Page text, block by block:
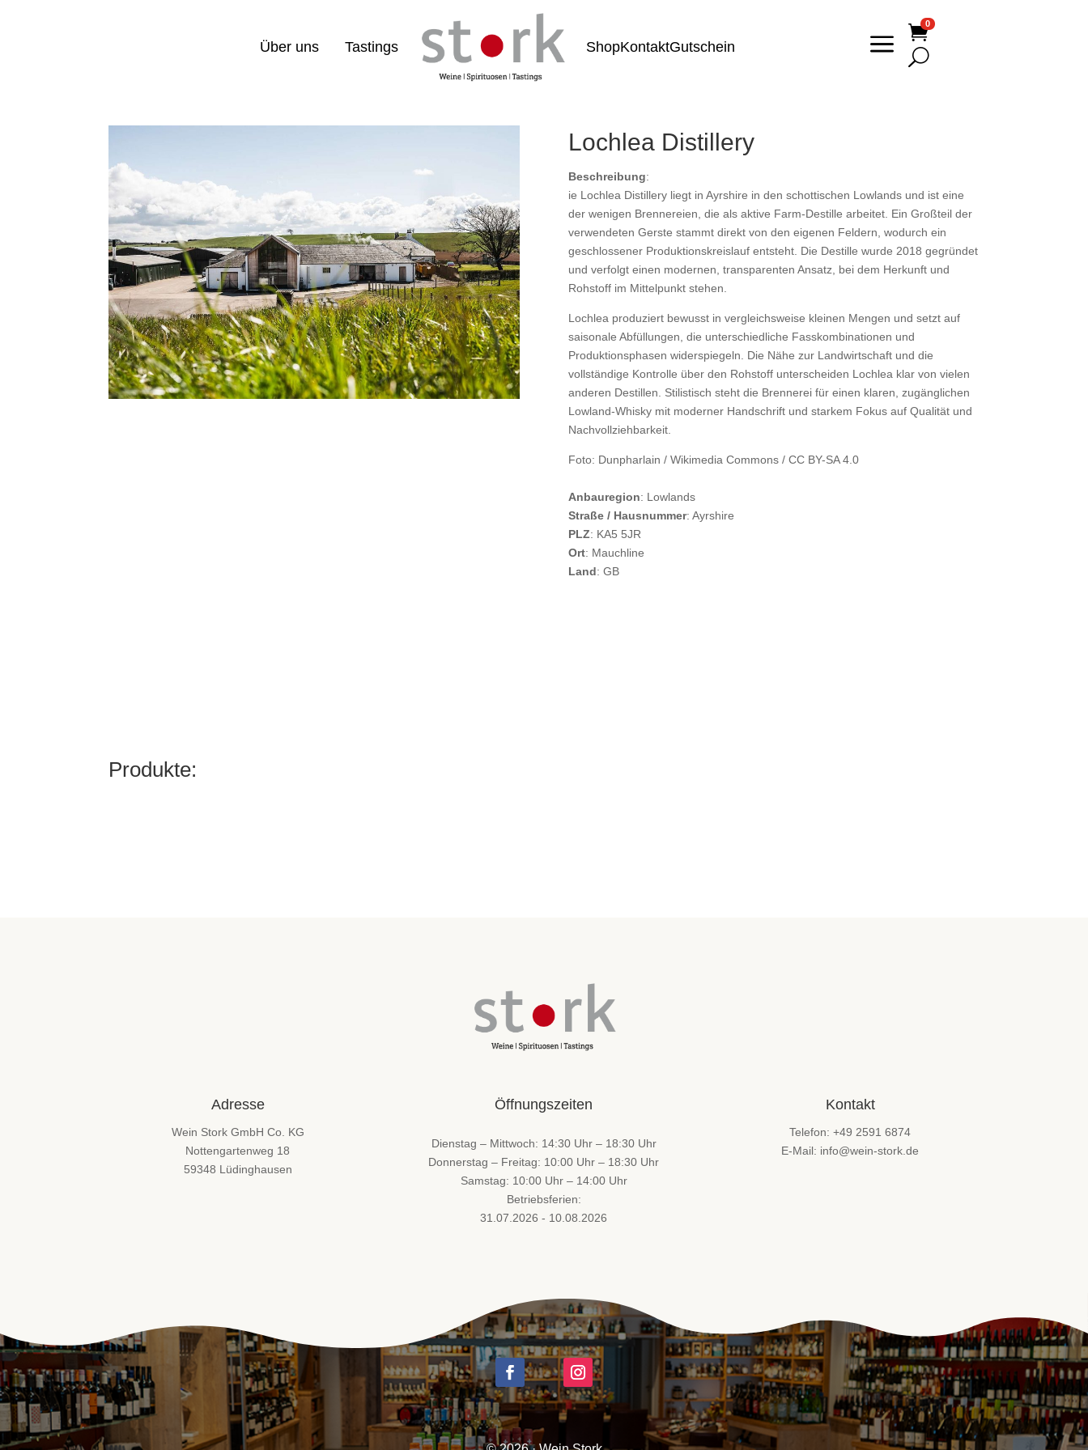
Über uns Tastings ShopKontaktGutschein a 0
U
Lochlea Distillery
Beschreibung:
ie Lochlea Distillery liegt in Ayrshire in den schottischen Lowlands und ist eine
der wenigen Brennereien, die als aktive Farm-Destille arbeitet. Ein Großteil der
verwendeten Gerste stammt direkt von den eigenen Feldern, wodurch ein
geschlossener Produktionskreislauf entsteht. Die Destille wurde 2018 gegründet
und verfolgt einen modernen, transparenten Ansatz, bei dem Herkunft und
Rohstoff im Mittelpunkt stehen.
Lochlea produziert bewusst in vergleichsweise kleinen Mengen und setzt auf
saisonale Abfüllungen, die unterschiedliche Fasskombinationen und
Produktionsphasen widerspiegeln. Die Nähe zur Landwirtschaft und die
vollständige Kontrolle über den Rohstoff unterscheiden Lochlea klar von vielen
anderen Destillen. Stilistisch steht die Brennerei für einen klaren, zugänglichen
Lowland-Whisky mit moderner Handschrift und starkem Fokus auf Qualität und
Nachvollziehbarkeit.
Foto: Dunpharlain / Wikimedia Commons / CC BY-SA 4.0
Anbauregion: Lowlands
Straße / Hausnummer: Ayrshire
PLZ: KA5 5JR
Ort: Mauchline
Land: GB
Produkte:
Adresse
Wein Stork GmbH Co. KG
Nottengartenweg 18
59348 Lüdinghausen
Öffnungszeiten
Dienstag – Mittwoch: 14:30 Uhr – 18:30 Uhr
Donnerstag – Freitag: 10:00 Uhr – 18:30 Uhr
Samstag: 10:00 Uhr – 14:00 Uhr
Betriebsferien:
31.07.2026 - 10.08.2026
Kontakt
Telefon: +49 2591 6874
E-Mail: info@wein-stork.de